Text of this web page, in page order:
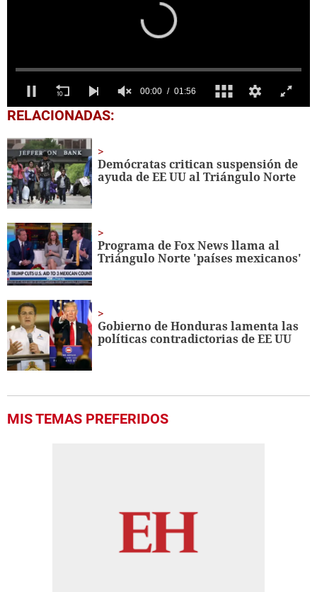
0
seconds
1
minute,
56
seconds
RELACIONADAS:
Demócratas critican suspensión de
ayuda de EE UU al Triángulo Norte
Programa de Fox News llama al
Triángulo Norte 'países mexicanos'
Gobierno de Honduras lamenta las
políticas contradictorias de EE UU
MIS TEMAS PREFERIDOS